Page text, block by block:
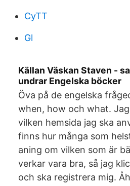
CyTT
Gl
Källan Väskan Staven -
undrar Engelska böcker
Öva på de engelska
when, how och what.
vilken hemsida jag ska
finns hur många som
aning om vilken som är
verkar vara bra, så jag
och ska registrera mig.